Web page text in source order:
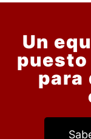
Un
para